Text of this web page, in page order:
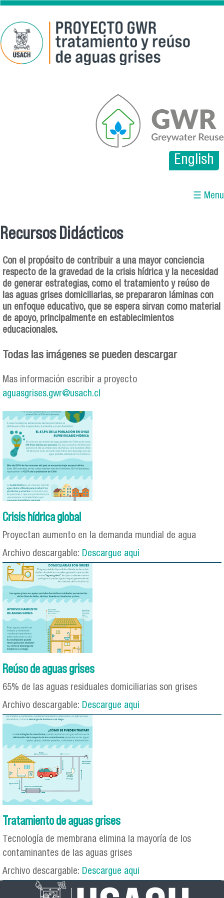
Pasar al contenido principal
English
☰ Menu
Recursos Didácticos
Con el propósito de contribuir a una mayor conciencia
respecto de la gravedad de la crisis hídrica y la necesidad
de generar estrategias, como el tratamiento y reúso de
las aguas grises domiciliarias, se prepararon láminas con
un enfoque educativo, que se espera sirvan como material
de apoyo, principalmente en establecimientos
educacionales.
Todas las imágenes se pueden descargar
Mas información escribir a proyecto
aguasgrises.gwr@usach.cl
Crisis hídrica global
Proyectan aumento en la demanda mundial de agua
Archivo descargable: Descargue aqui
Reúso de aguas grises
65% de las aguas residuales domiciliarias son grises
Archivo descargable: Descargue aqui
Tratamiento de aguas grises
Tecnología de membrana elimina la mayoría de los
contaminantes de las aguas grises
Archivo descargable: Descargue aqui